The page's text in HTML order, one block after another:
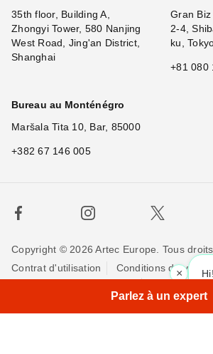
Hi! What
×
35th floor, Building A,
Zhongyi Tower, 580 Nanjing
West Road, Jing'an District,
Shanghai
Gran
2-4,
ku,
+81 080
Bureau au Monténégro
Maršala Tita 10, Bar, 85000
+382 67 146 005
Copyright © 2026 Artec Europe. Tous
Contrat d'utilisation
Conditions de vente
Parlez à un expert